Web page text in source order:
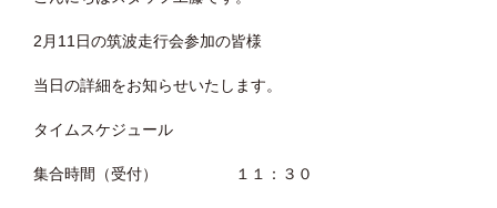
2月11日の筑波走行会参加の皆様
当日の詳細をお知らせいたします。
タイムスケジュール
集合時間（受付） １１：３０